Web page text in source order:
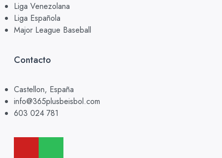
Liga Venezolana
Liga Española
Major League Baseball
Contacto
Castellon, España
info@365plusbeisbol.com
603 024 781